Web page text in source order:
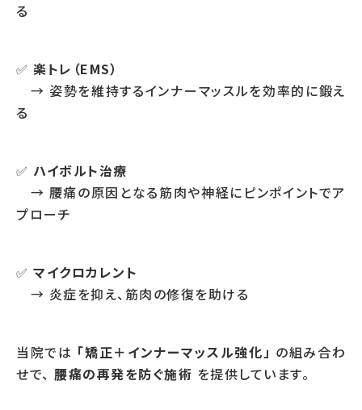
る
✅ 楽トレ（EMS）
→ 姿勢を維持するインナーマッスルを効率的に鍛え
る
✅ ハイボルト治療
→ 腰痛の原因となる筋肉や神経にピンポイントでア
プローチ
✅ マイクロカレント
→ 炎症を抑え、筋肉の修復を助ける
当院では 「矯正＋インナーマッスル強化」 の組み合わ
せで、 腰痛の再発を防ぐ施術 を提供しています。